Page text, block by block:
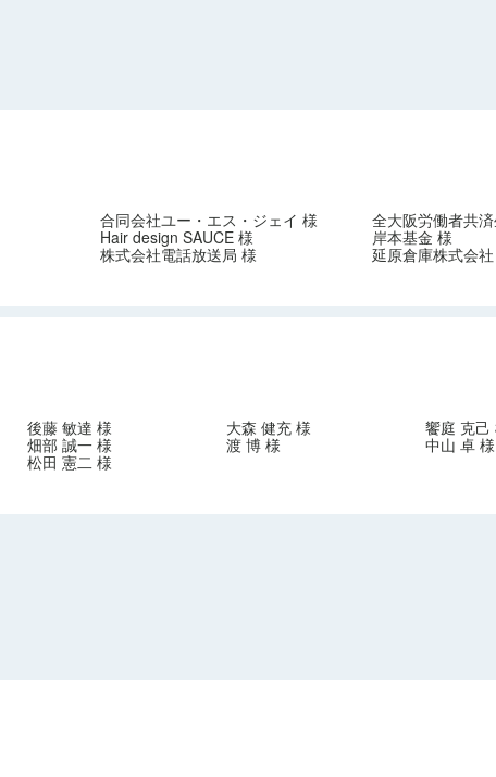
合同会社ユー・エス・ジェイ 様
全大阪労働者共
Hair design SAUCE 様
岸本基金 様
株式会社電話放送局 様 延原倉庫株式会
後藤 敏達 様 大森 健充 様
饗庭 克己
畑部 誠一 様 渡 博 様
中山 卓 様
松田 憲二 様